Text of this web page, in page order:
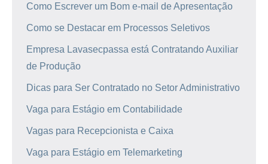
Como Escrever um Bom e-mail de Apresentação
Como se Destacar em Processos Seletivos
Empresa Lavasecpassa está Contratando Auxiliar
de Produção
Dicas para Ser Contratado no Setor Administrativo
Vaga para Estágio em Contabilidade
Vagas para Recepcionista e Caixa
Vaga para Estágio em Telemarketing